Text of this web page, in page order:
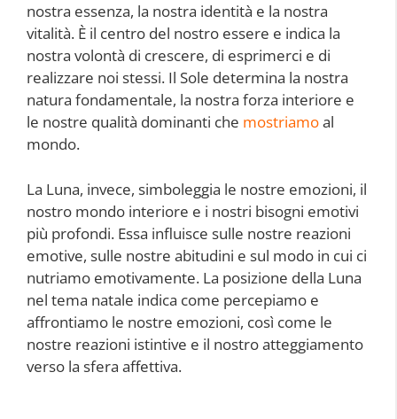
nostra essenza, la nostra identità e la nostra
vitalità. È il centro del nostro essere e indica la
nostra volontà di crescere, di esprimerci e di
realizzare noi stessi. Il Sole determina la nostra
natura fondamentale, la nostra forza interiore e
le nostre qualità dominanti che mostriamoal
mondo.
La Luna, invece, simboleggia le nostre emozioni, il
nostro mondo interiore e i nostri bisogni emotivi
più profondi. Essa influisce sulle nostre reazioni
emotive, sulle nostre abitudini e sul modo in cui ci
nutriamo emotivamente. La posizione della Luna
nel tema natale indica come percepiamo e
affrontiamo le nostre emozioni, così come le
nostre reazioni istintive e il nostro atteggiamento
verso la sfera affettiva.